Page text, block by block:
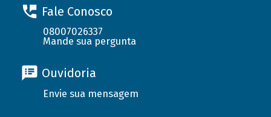
Fale Conosco
08007026337
Mande sua pergunta
Ouvidoria
Envie sua mensagem